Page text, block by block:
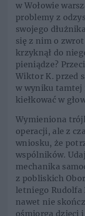
w Wołowie
problemy z
swojego
się z nim o
krzyknął do
pieniądze?
Wiktor K. przed
w wyniku tamtej
kiełkować w
Wymieniona
operacji, ale z
wniosku, że
wspólników.
mechanika
z pobliskich
letniego
nawet nie
ośmiorga dzieci